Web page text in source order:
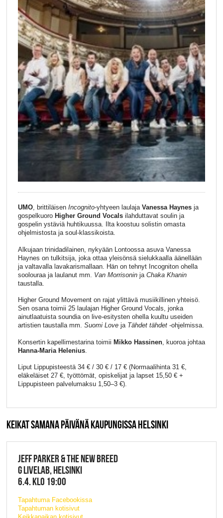
UMO, brittiläisen Incognito-yhtyeen laulaja Vanessa Haynesja
gospelkuoro Higher Ground Vocalsilahduttavat soulin ja
gospelin ystäviä huhtikuussa. Ilta koostuu solistin omasta
ohjelmistosta ja soul-klassikoista.
Alkujaan trinidadilainen, nykyään Lontoossa asuva Vanessa
Haynes on tulkitsija, joka ottaa yleisönsä sielukkaalla äänellään
ja valtavalla lavakarismallaan. Hän on tehnyt Incogniton ohella
soolouraa ja laulanut mm. Van Morrisoninja Chaka Khanin
taustalla.
Higher Ground Movement on rajat ylittävä musii­killinen yhteisö.
Sen osana toimii 25 laulajan Higher Ground Vocals, jonka
ainutlaatuista soundia on live-esitysten ohella kuultu useiden
artistien taustalla mm. Suomi Love jaTähdet tähdet-ohjelmissa.
Konsertin kapellimestarina toimii Mikko Hassinen, kuoroa johtaa
Hanna-Maria Helenius.
Liput Lippupisteestä 34 € / 30 € / 17 € (Normaalihinta 31 €,
eläkeläiset 27 €, työttömät, opiskelijat ja lapset 15,50 € +
Lippupisteen palvelumaksu 1,50–3 €).
KEIKAT SAMANA PÄIVÄNÄ KAUPUNGISSA HELSINKI
JEFF PARKER & THE NEW BREED
G LIVELAB, HELSINKI
6.4. KLO 19:00
Tapahtuma Facebookissa
Tapahtuman kotisivut